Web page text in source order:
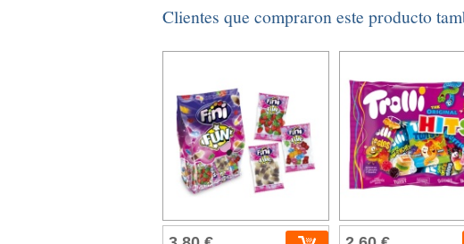
Clientes que compraron este producto